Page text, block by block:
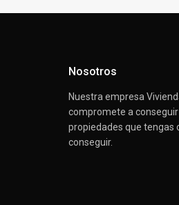
Nosotros
Nuestra empresa
compromete a
propiedades que tengas
conseguir.